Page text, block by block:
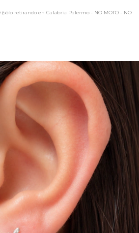
(sólo retirando en Calabria Palermo - NO MOTO - NO